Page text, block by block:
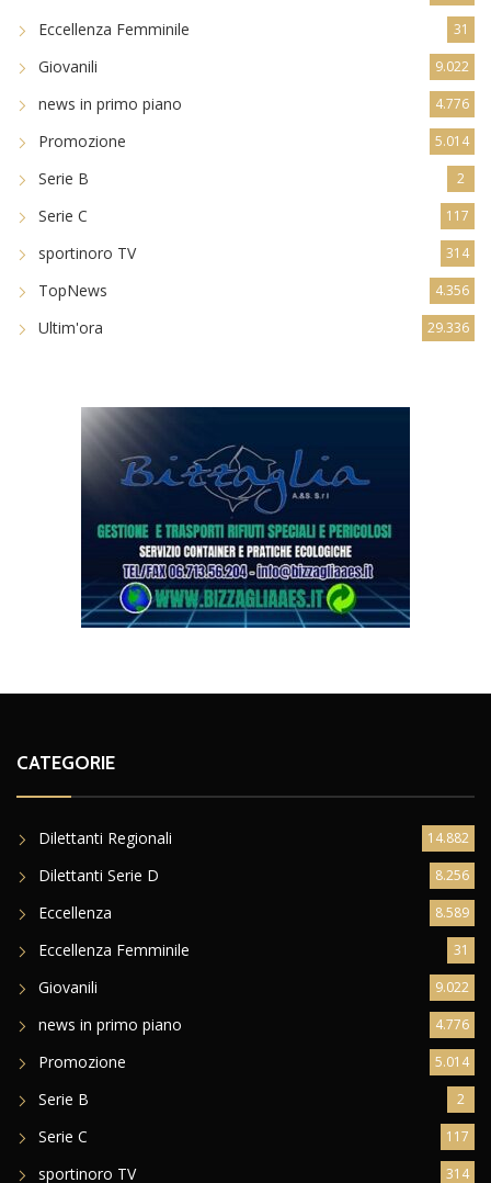
Eccellenza Femminile 31
Giovanili 9.022
news in primo piano 4.776
Promozione 5.014
Serie B 2
Serie C 117
sportinoro TV 314
TopNews 4.356
Ultim'ora 29.336
CATEGORIE
Dilettanti Regionali 14.882
Dilettanti Serie D 8.256
Eccellenza 8.589
Eccellenza Femminile 31
Giovanili 9.022
news in primo piano 4.776
Promozione 5.014
Serie B 2
Serie C 117
sportinoro TV 314